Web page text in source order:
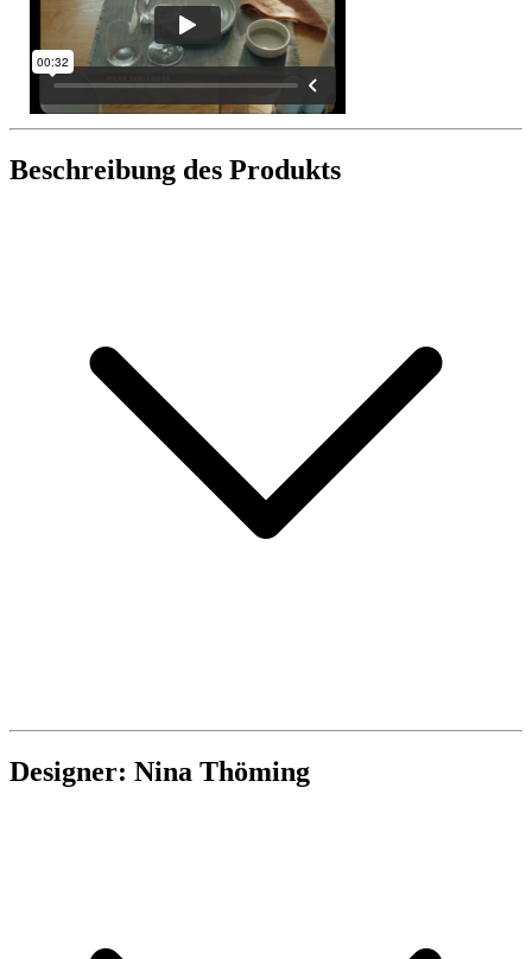
Beschreibung des Produkts
Designer: Nina Thöming